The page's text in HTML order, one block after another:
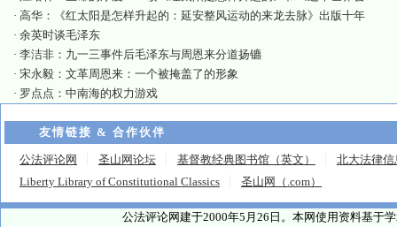
· 高华：《红太阳是怎样升起的：延安整风运动的来龙去脉》出版十年
· 余英时谈毛泽东
· 李洁非：九一三事件后毛泽东与周恩来分道扬镳
· 宋永毅：文革周恩来：一个被掩盖了的形象
· 罗点点：中南海的权力游戏
友情链接 & 合作伙伴
公法评论网 圣山网论坛 基督教经典图书馆（英文）
北大法律信
Liberty Library of Constitutional Classics
圣山网（.com）
公法评论网建于2000年5月26日。本网使用资料基于